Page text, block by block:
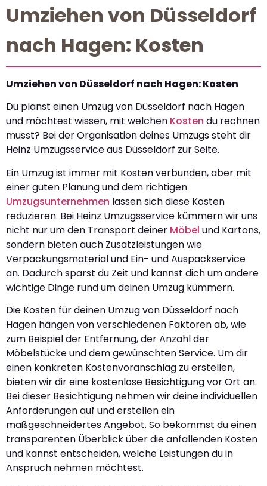
Umziehen von Düsseldorf
nach Hagen: Kosten
Umziehen von Düsseldorf nach Hagen: Kosten
Du planst einen Umzug von Düsseldorf nach Hagen
und möchtest wissen, mit welchen Kosten du rechnen
musst? Bei der Organisation deines Umzugs steht dir
Heinz Umzugsservice aus Düsseldorf zur Seite.
Ein Umzug ist immer mit Kosten verbunden, aber mit
einer guten Planung und dem richtigen
Umzugsunternehmen lassen sich diese Kosten
reduzieren. Bei Heinz Umzugsservice kümmern wir uns
nicht nur um den Transport deiner Möbel und Kartons,
sondern bieten auch Zusatzleistungen wie
Verpackungsmaterial und Ein- und Auspackservice
an. Dadurch sparst du Zeit und kannst dich um andere
wichtige Dinge rund um deinen Umzug kümmern.
Die Kosten für deinen Umzug von Düsseldorf nach
Hagen hängen von verschiedenen Faktoren ab, wie
zum Beispiel der Entfernung, der Anzahl der
Möbelstücke und dem gewünschten Service. Um dir
einen konkreten Kostenvoranschlag zu erstellen,
bieten wir dir eine kostenlose Besichtigung vor Ort an.
Bei dieser Besichtigung nehmen wir deine individuellen
Anforderungen auf und erstellen ein
maßgeschneidertes Angebot. So bekommst du einen
transparenten Überblick über die anfallenden Kosten
und kannst entscheiden, welche Leistungen du in
Anspruch nehmen möchtest.